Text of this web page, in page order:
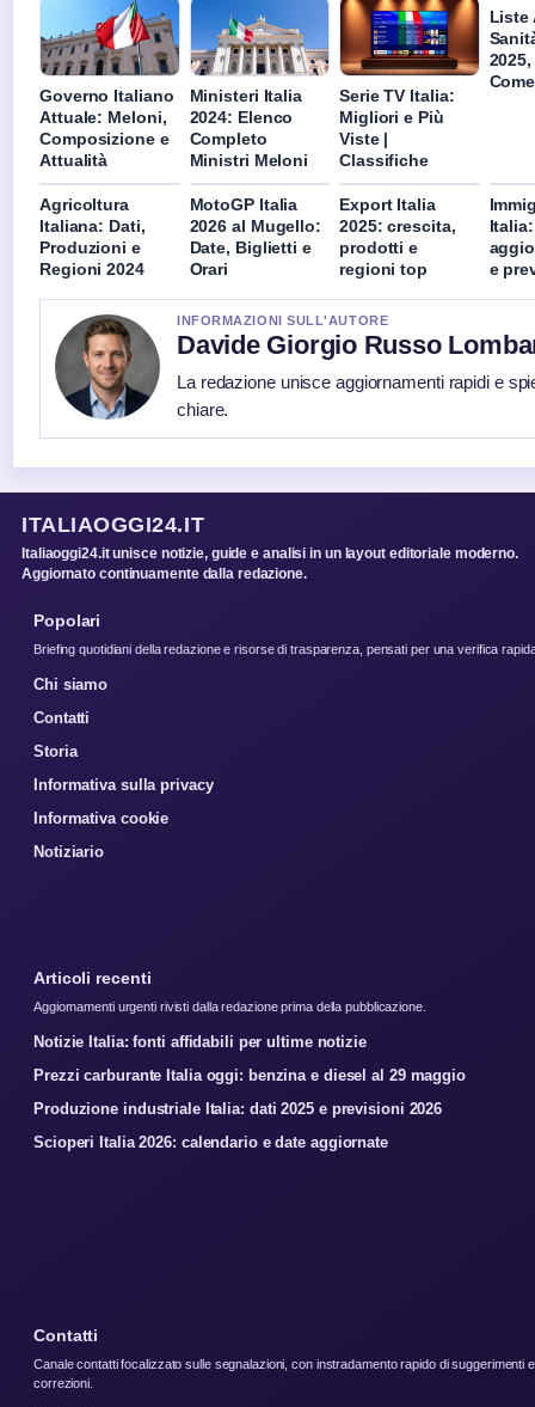
Governo Italiano
Attuale: Meloni,
Composizione e
Attualità
Ministeri Italia
2024: Elenco
Completo
Ministri Meloni
Serie TV Italia:
Migliori e Più
Viste |
Classifiche
Liste
Agricoltura
Italiana: Dati,
Produzioni e
Regioni 2024
MotoGP Italia
2026 al Mugello:
Date, Biglietti e
Orari
Export Italia
2025: crescita,
prodotti e
regioni top
e
INFORMAZIONI SULL'AUTORE
Davide Giorgio Russo
La redazione unisce aggiornamenti rapidi e
chiare.
ITALIAOGGI24.IT
Italiaoggi24.it unisce notizie, guide e analisi in un layout editoriale moderno.
Aggiornato continuamente dalla redazione.
Popolari
Briefing quotidiani della redazione e risorse di trasparenza, pensati per una verifica
Chi siamo
Contatti
Storia
Informativa sulla privacy
Informativa cookie
Notiziario
Articoli recenti
Aggiornamenti urgenti rivisti dalla redazione prima della pubblicazione.
Notizie Italia: fonti affidabili per ultime notizie
Prezzi carburante Italia oggi: benzina e diesel al 29 maggio
Produzione industriale Italia: dati 2025 e previsioni 2026
Scioperi Italia 2026: calendario e date aggiornate
Contatti
Canale contatti focalizzato sulle segnalazioni, con instradamento rapido di suggerimenti e
correzioni.